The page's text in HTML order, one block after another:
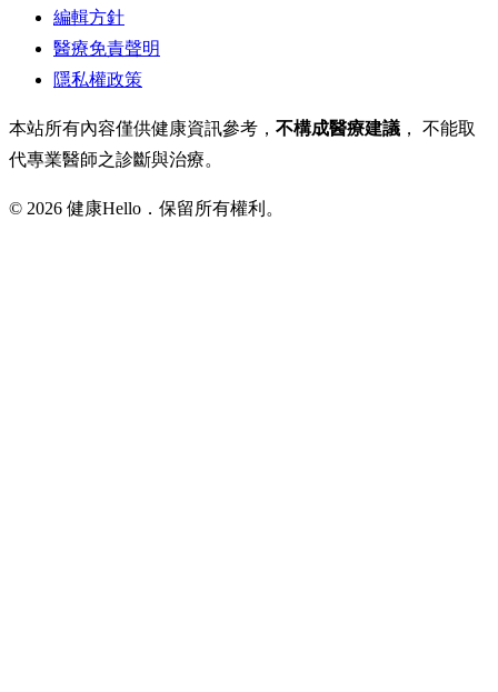
編輯方針
醫療免責聲明
隱私權政策
本站所有內容僅供健康資訊參考， 不構成醫療建議 ， 不能取
代專業醫師之診斷與治療。
© 2026 健康Hello．保留所有權利。